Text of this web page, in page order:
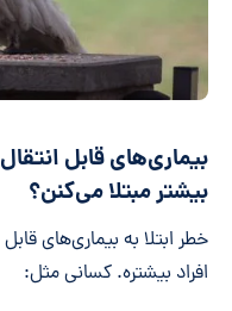
بیماری‌های قابل
بیشتر مبتلا می‌کنن؟
خطر ابتلا به بیماری‌های
افراد بیشتره. کسانی مثل: